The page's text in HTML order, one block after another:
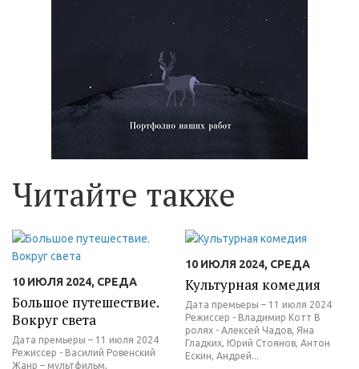
Читайте также
10 ИЮЛЯ 2024, СРЕДА
Большое путешествие.
Вокруг света
Дата премьеры – 11 июля 2024
Режиссер - Василий Ровенский
Жанр – мультфильм,
10 ИЮЛЯ 2024, СРЕДА
Культурная комедия
Дата премьеры – 11 июля 2024
Режиссер - Владимир Котт В
ролях - Алексей Чадов, Яна
Гладких, Юрий Стоянов, Антон
Ескин, Андрей...